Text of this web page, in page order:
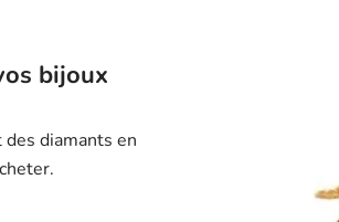
bijoux
des diamants en